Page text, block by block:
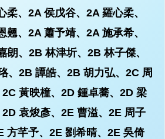
柔、2A 侯戊⾕、2A 羅⼼柔、
翹、2A 蕭予靖、2A 施承希、
朗、2B 林津圻、2B 林⼦傑、
、2B 譚皓、2B 胡⼒弘、2C 周
⿈映橦、2D 鍾卓蕎、2D 梁
袁焌彥、2E 曹溢、2E 周⼦
⽅芊予、2E 劉希晴、2E 吳倚